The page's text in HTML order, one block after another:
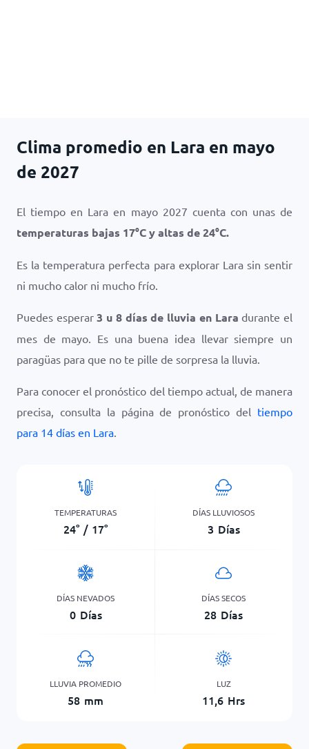
Clima promedio en Lara en mayo
de 2027
El tiempo en Lara en mayo 2027 cuenta con unas de
temperaturas bajas 17°Cy altas de24°C.
Es la temperatura perfecta para explorar Lara sin sentir
ni mucho calor ni mucho frío.
Puedes esperar3 u 8 días de lluvia en Lara durante el
mes de mayo. Es una buena idea llevar siempre un
paragüas para que no te pille de sorpresa la lluvia.
Para conocer el pronóstico del tiempo actual, de manera
precisa, consulta la página de pronóstico del tiempo
para 14 días en Lara.
TEMPERATURAS
24° / 17°
DÍAS LLUVIOSOS
3 Días
DÍAS NEVADOS
0 Días
DÍAS SECOS
28 Días
LLUVIA PROMEDIO
58 mm
LUZ
11,6 Hrs